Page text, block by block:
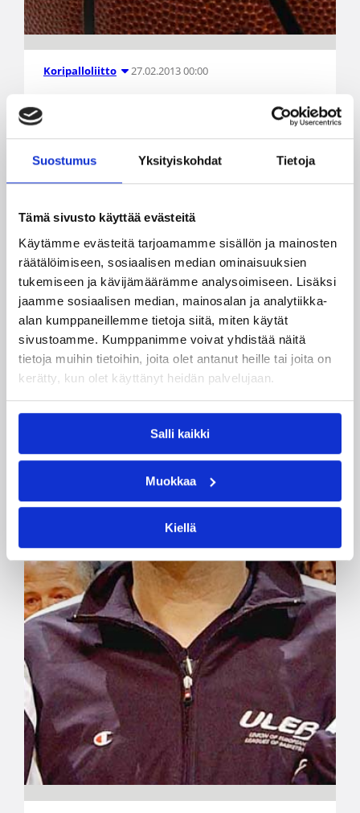
Suostumus Yksityiskohdat Tietoja
Tämä sivusto käyttää evästeitä
Käytämme evästeitä tarjoamamme sisällön ja mainosten
räätälöimiseen, sosiaalisen median ominaisuuksien
tukemiseen ja kävijämäärämme analysoimiseen. Lisäksi
jaamme sosiaalisen median, mainosalan ja analytiikka-
alan kumppaneillemme tietoja siitä, miten käytät
sivustoamme. Kumppanimme voivat yhdistää näitä
tietoja muihin tietoihin, joita olet antanut heille tai joita on
kerätty, kun olet käyttänyt heidän palvelujaan.
Salli kaikki
Muokkaa
Kiellä
Koripalloliitto 27.02.2013 00:00
Peräti 26 korisvaikuttajaa sai
ministeritason tunnustusta
Kulttuuri- ja urheiluministeri Paavo Arhinmäki on
liikuntakulttuurin ja urheilun parissa
koripalloedustus, sillä palkituista peräti 26 oli
koripallovaikuttajia.